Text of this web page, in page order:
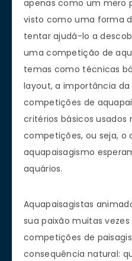
apenas como um mero
visto como uma forma
tentar ajudá-lo a
uma competição de
temas como técnicas
layout, a importância
competições de
critérios básicos usados
competições, ou seja, o
aquapaisagismo
aquários.
Aquapaisagistas
sua paixão muitas
competições de
consequência natural: